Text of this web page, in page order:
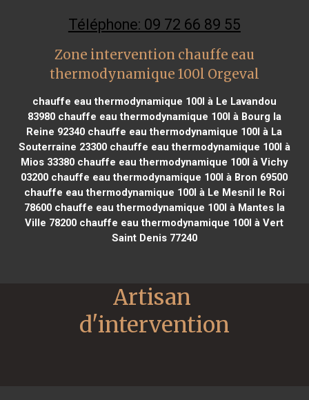
Téléphone: 09 72 66 89 55
Zone intervention chauffe eau
thermodynamique 100l Orgeval
chauffe eau thermodynamique 100l à Le Lavandou
83980chauffe eau thermodynamique 100l à Bourg la
Reine 92340 chauffe eau thermodynamique 100l à La
Souterraine 23300chauffe eau thermodynamique 100l à
Mios 33380 chauffe eau thermodynamique 100l à Vichy
03200 chauffe eau thermodynamique 100l à Bron 69500
chauffe eau thermodynamique 100l à Le Mesnil le Roi
78600chauffe eau thermodynamique 100l à Mantes la
Ville 78200 chauffe eau thermodynamique 100l à Vert
Saint Denis 77240
Artisan
d'intervention